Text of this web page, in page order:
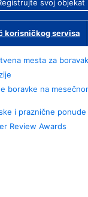
svoj objekat
korisničkog servisa
mesta za boravak
boravke na
i praznične ponude
Review Awards